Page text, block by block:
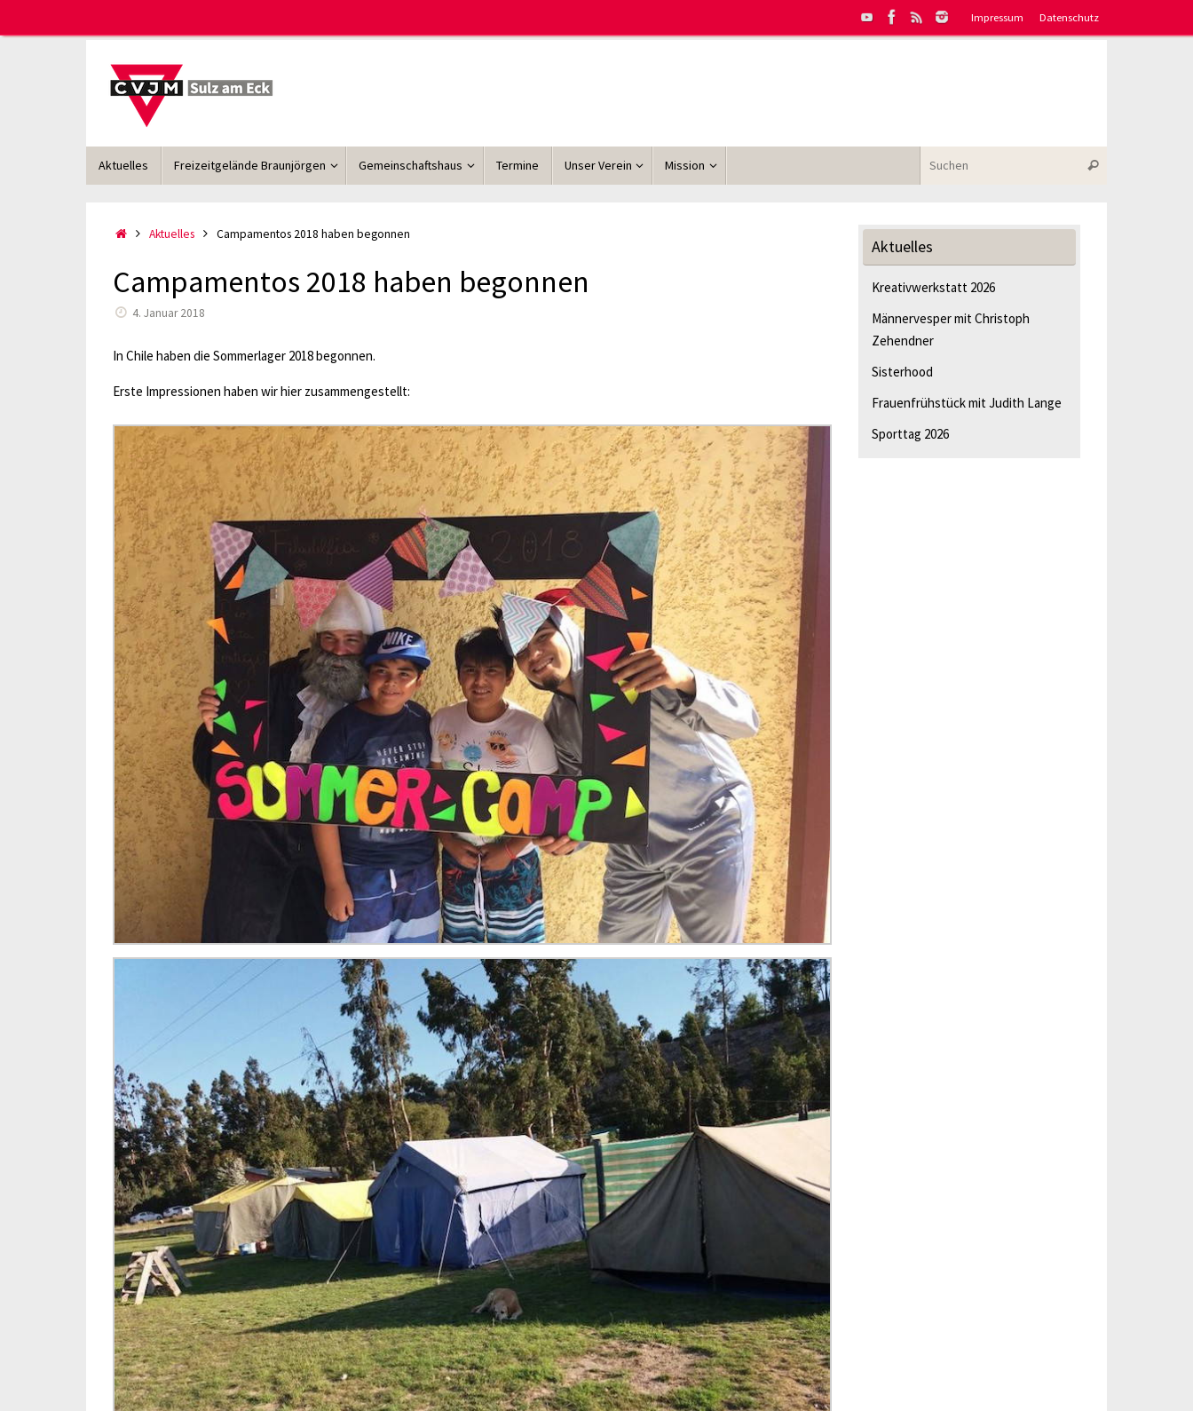
Inhalt
Impressum Datenschutz
Inhalt
Aktuelles Freizeitgelände Braunjörgen Gemeinschaftshaus Termine Unser Verein Mission Suchen
StartAktuelles Campamentos 2018 haben begonnen
Campamentos 2018 haben begonnen
4. Januar 2018
In Chile haben die Sommerlager 2018 begonnen.
Erste Impressionen haben wir hier zusammengestellt:
Aktuelles
Kreativwerkstatt 2026
Männervesper mit Christoph
Zehendner
Sisterhood
Frauenfrühstück mit Judith Lange
Sporttag 2026